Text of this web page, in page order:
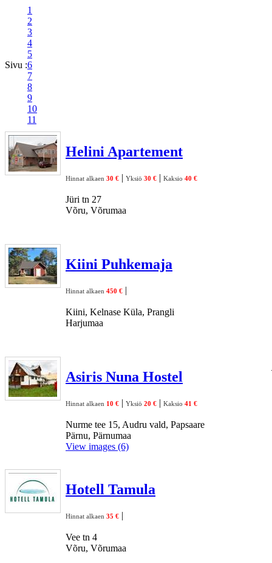
Sivu :
1
2
3
4
5
6
7
8
9
10
11
Helini Apartement
Hinnat alkaen 30 € | Yksiö 30 € | Kaksio 40 €
Jüri tn 27
Võru, Võrumaa
Kiini Puhkemaja
Hinnat alkaen 450 € |
Kiini, Kelnase Küla, Prangli
Harjumaa
Asiris Nuna Hostel
Hinnat alkaen 10 € | Yksiö 20 € | Kaksio 41 €
Nurme tee 15, Audru vald, Papsaare
Pärnu, Pärnumaa
View images (6)
Hotell Tamula
Hinnat alkaen 35 € |
Vee tn 4
Võru, Võrumaa